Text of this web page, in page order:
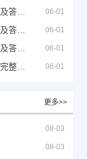
06-01
06-01
06-01
06-01
更多>>
08-03
08-03